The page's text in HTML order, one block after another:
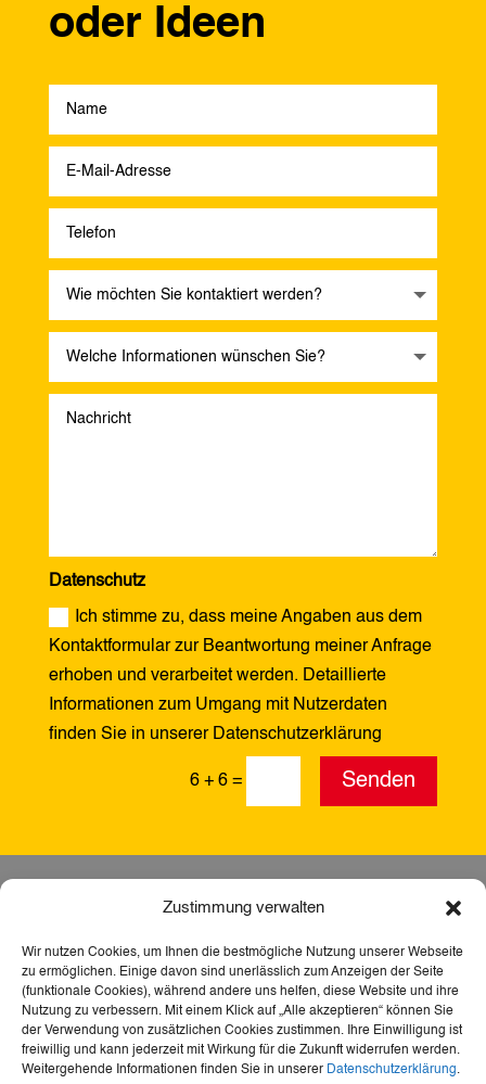
Zustimmung verwalten
Wir nutzen Cookies, um Ihnen die bestmögliche Nutzung unserer Webseite
zu ermöglichen. Einige davon sind unerlässlich zum Anzeigen der Seite
(funktionale Cookies), während andere uns helfen, diese Website und ihre
Nutzung zu verbessern. Mit einem Klick auf „Alle akzeptieren“ können Sie
der Verwendung von zusätzlichen Cookies zustimmen. Ihre Einwilligung ist
freiwillig und kann jederzeit mit Wirkung für die Zukunft widerrufen werden.
Weitergehende Informationen finden Sie in unserer Datenschutzerklärung.
oder Ideen
Datenschutz
Ich stimme zu, dass meine Angaben aus dem
Kontaktformular zur Beantwortung meiner Anfrage
erhoben und verarbeitet werden. Detaillierte
Informationen zum Umgang mit Nutzerdaten
finden Sie in unserer Datenschutzerklärung
6 + 6 = Senden